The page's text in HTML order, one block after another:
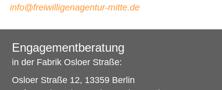
info@freiwilligenagentur-mitte.de
Engagementberatung
in der Fabrik Osloer Straße:
Osloer Straße 12, 13359 Berlin